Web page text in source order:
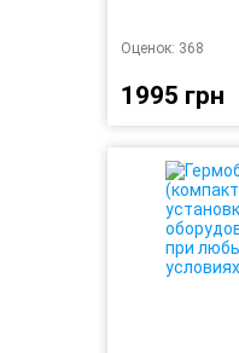
Оценок: 368
1995 грн